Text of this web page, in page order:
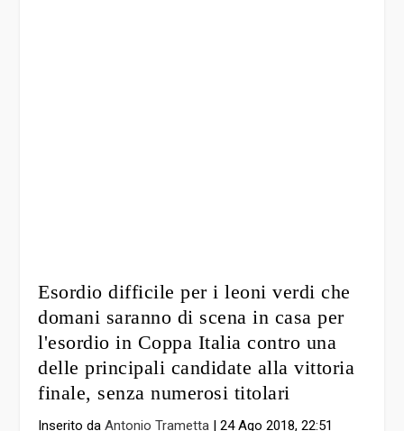
Esordio difficile per i leoni verdi che
domani saranno di scena in casa per
l'esordio in Coppa Italia contro una
delle principali candidate alla vittoria
finale, senza numerosi titolari
Inserito da Antonio Trametta |24 Ago 2018, 22:51